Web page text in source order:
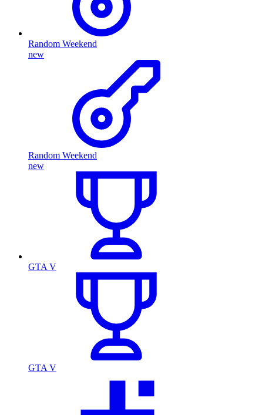
Random Weekend
new
Random Weekend
new
GTA V
GTA V